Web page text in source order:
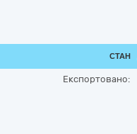
СТАН
Експортовано: